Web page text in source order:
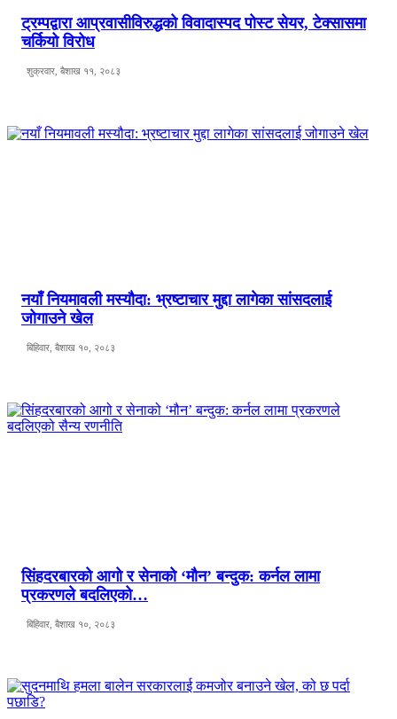
ट्रम्पद्वारा आप्रवासीविरुद्धको विवादास्पद पोस्ट सेयर, टेक्सासमा
चर्कियो विरोध
शुक्रवार, बैशाख ११, २०८३
नयाँ नियमावली मस्यौदा: भ्रष्टाचार मुद्दा लागेका सांसदलाई
जोगाउने खेल
बिहिवार, बैशाख १०, २०८३
सिंहदरबारको आगो र सेनाको ‘मौन’ बन्दुक: कर्नल लामा
प्रकरणले बदलिएको…
बिहिवार, बैशाख १०, २०८३